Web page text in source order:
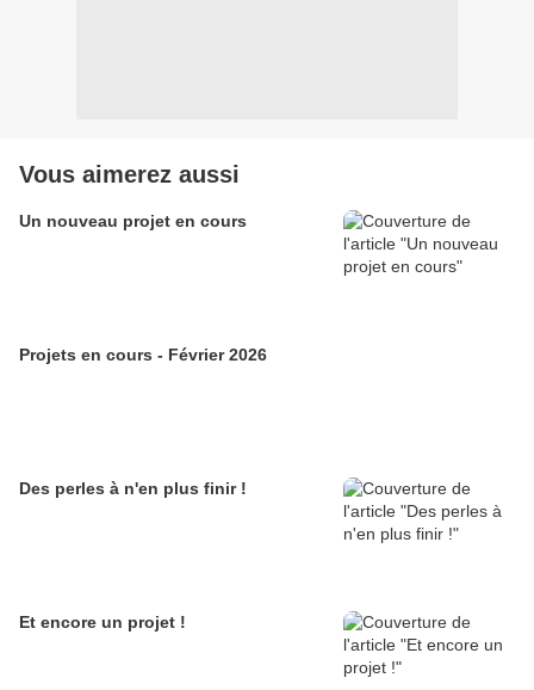
Vous aimerez aussi
Un nouveau projet en cours
Projets en cours - Février 2026
Des perles à n'en plus finir !
Et encore un projet !